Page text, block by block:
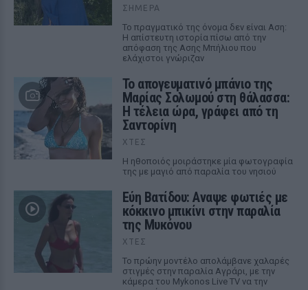
ΣΉΜΕΡΑ
Το πραγματικό της όνομα δεν είναι Αση:
Η απίστευτη ιστορία πίσω από την
απόφαση της Ασης Μπήλιου που
ελάχιστοι γνώριζαν
Το απογευματινό μπάνιο της
Μαρίας Σολωμού στη θάλασσα:
Η τέλεια ώρα, γράφει από τη
Σαντορίνη
ΧΤΕΣ
Η ηθοποιός μοιράστηκε μία φωτογραφία
της με μαγιό από παραλία του νησιού
Εύη Βατίδου: Αναψε φωτιές με
κόκκινο μπικίνι στην παραλία
της Μυκόνου
ΧΤΕΣ
Το πρώην μοντέλο απολάμβανε χαλαρές
στιγμές στην παραλία Αγράρι, με την
κάμερα του Mykonos Live TV να την